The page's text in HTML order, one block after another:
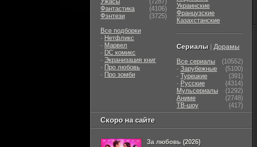
Фантастика
(4106)
Фэнтези
(3725)
Все подборки
- Нетфликс
- Марвел
- DC комикс
- Экранизация книг
- Про любовь
- Про зомби
Украинские
Французские
Казахстанские
Сериалы Дорамы
Все сериалы
(10552)
- Зарубежные
(5100)
- Турецкие
(391)
- Русские
(4314)
Мульсериалы
(1292)
Аниме
(2748)
ТВ-шоу
(417)
Скоро на сайте
За любовь (2026)